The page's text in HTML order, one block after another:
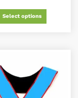
Select options